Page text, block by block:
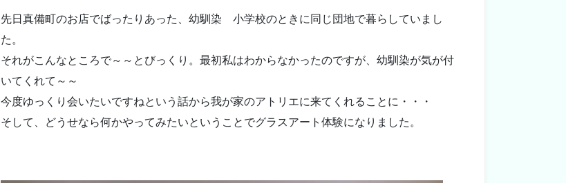
先日真備町のお店でばったりあった、幼馴染 小学校のときに同じ団地で暮らしていまし
た。
それがこんなところで～～とびっくり。最初私はわからなかったのですが、幼馴染が気が付
いてくれて～～
今度ゆっくり会いたいですねという話から我が家のアトリエに来てくれることに・・・
そして、どうせなら何かやってみたいということでグラスアート体験になりました。